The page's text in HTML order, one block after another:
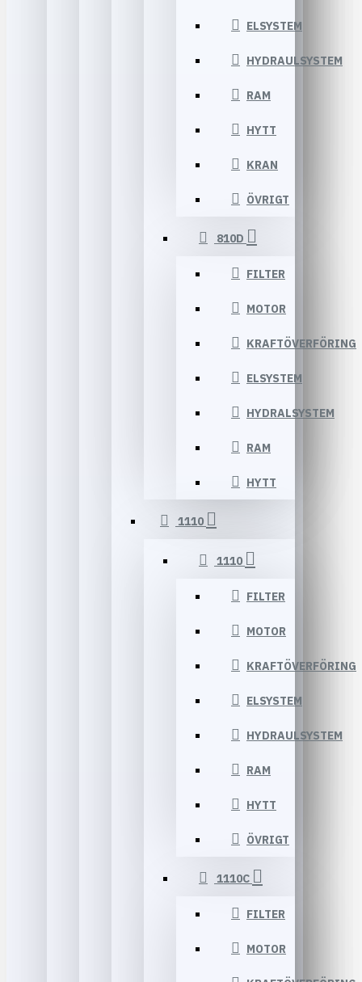
ELSYSTEM
HYDRAULSYSTEM
RAM
HYTT
KRAN
ÖVRIGT
810D
FILTER
MOTOR
KRAFTÖVERFÖRING
ELSYSTEM
HYDRALSYSTEM
RAM
HYTT
1110
1110
FILTER
MOTOR
KRAFTÖVERFÖRING
ELSYSTEM
HYDRAULSYSTEM
RAM
HYTT
ÖVRIGT
1110C
FILTER
MOTOR